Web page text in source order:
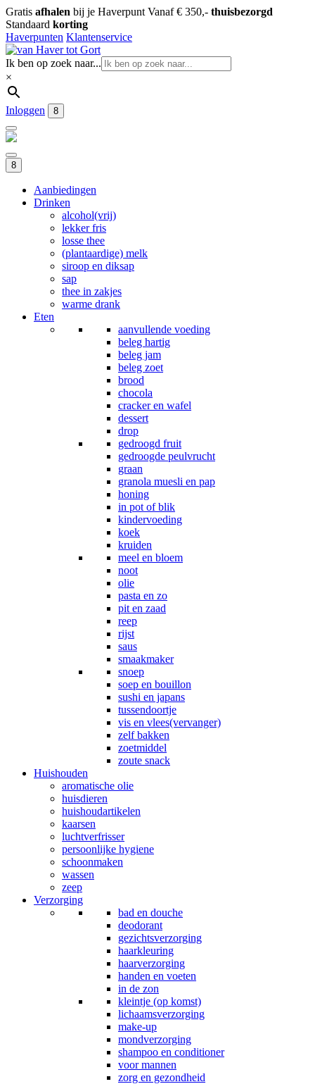
Gratis afhalen bij je Haverpunt Vanaf € 350,- thuisbezorgd
Standaard korting
Haverpunten Klantenservice
Ik ben op zoek naar...
×
Inloggen 8
8
Aanbiedingen
Drinken
alcohol(vrij)
lekker fris
losse thee
(plantaardige) melk
siroop en diksap
sap
thee in zakjes
warme drank
Eten
aanvullende voeding
beleg hartig
beleg jam
beleg zoet
brood
chocola
cracker en wafel
dessert
drop
gedroogd fruit
gedroogde peulvrucht
graan
granola muesli en pap
honing
in pot of blik
kindervoeding
koek
kruiden
meel en bloem
noot
olie
pasta en zo
pit en zaad
reep
rijst
saus
smaakmaker
snoep
soep en bouillon
sushi en japans
tussendoortje
vis en vlees(vervanger)
zelf bakken
zoetmiddel
zoute snack
Huishouden
aromatische olie
huisdieren
huishoudartikelen
kaarsen
luchtverfrisser
persoonlijke hygiene
schoonmaken
wassen
zeep
Verzorging
bad en douche
deodorant
gezichtsverzorging
haarkleuring
haarverzorging
handen en voeten
in de zon
kleintje (op komst)
lichaamsverzorging
make-up
mondverzorging
shampoo en conditioner
voor mannen
zorg en gezondheid